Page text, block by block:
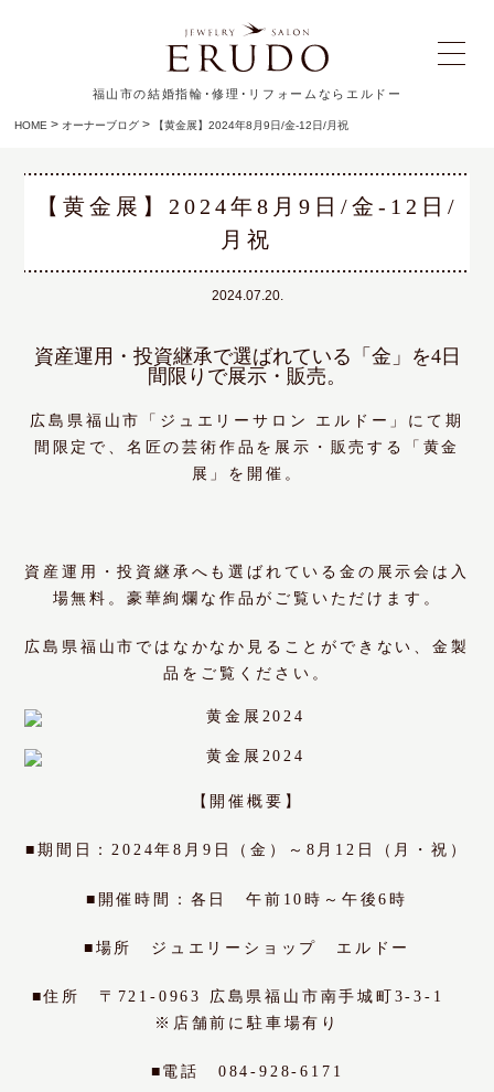
福山市の結婚指輪･修理･リフォームならエルドー
HOME > オーナーブログ > 【黄金展】2024年8月9日/金-12日/月祝
【黄金展】2024年8月9日/金-12日/
月祝
2024.07.20.
資産運用・投資継承で選ばれている「金」を4日
間限りで展示・販売。
広島県福山市「ジュエリーサロン エルドー」にて期
間限定で、名匠の芸術作品を展示・販売する「黄金
展」を開催。
資産運用・投資継承へも選ばれている金の展示会は入
場無料。豪華絢爛な作品がご覧いただけます。
広島県福山市ではなかなか見ることができない、金製
品をご覧ください。
【開催概要】
■期間日：2024年8月9日（金）～8月12日（月・祝）
■開催時間：各日 午前10時～午後6時
■場所 ジュエリーショップ エルドー
■住所 〒721-0963 広島県福山市南手城町3-3-1
※店舗前に駐車場有り
■電話 084-928-6171